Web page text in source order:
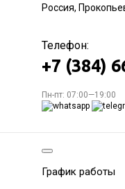
Россия,
Телефон:
+7 (384)
Пн-пт: 07:00—19:00
График работы